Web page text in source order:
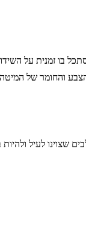
בו זמנית על
והחומר של
לעיל